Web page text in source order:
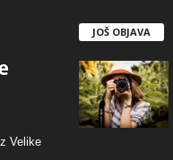
Velike
JOŠ OBJAVA